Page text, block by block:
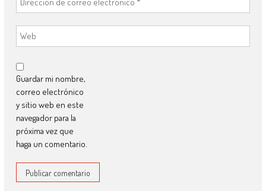
Guardar mi nombre,
correo electrónico
y sitio web en este
navegador para la
próxima vez que
haga un comentario.